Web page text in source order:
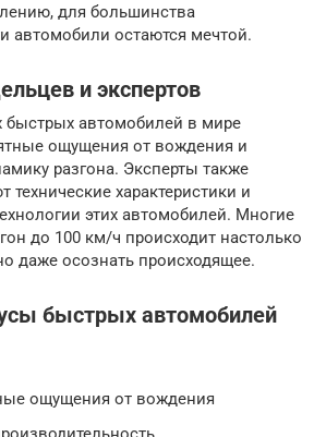
для большинства
автомобили остаются мечтой.
и экспертов
автомобилей в мире
ощущения от вождения и
разгона. Эксперты также
характеристики и
этих автомобилей. Многие
до 100 км/ч происходит настолько
даже осознать происходящее.
быстрых автомобилей
ощущения от вождения